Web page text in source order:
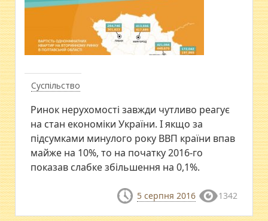
Суспільство
Ринок нерухомості завжди чутливо реагує
на стан економіки України. І якщо за
підсумками минулого року ВВП країни впав
майже на 10%, то на початку 2016-го
показав слабке збільшення на 0,1%.
5 серпня 2016 1342